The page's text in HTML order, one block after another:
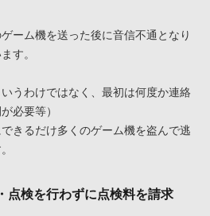
ーム機を送った後に音信不通となり
す。
うわけではなく、最初は何度か連絡
必要等）
きるだけ多くのゲーム機を盗んで逃
検を行わずに点検料を請求